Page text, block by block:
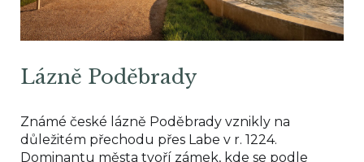
Lázně Poděbrady
Známé české lázně Poděbrady vznikly na
důležitém přechodu přes Labe v r. 1224.
Dominantu města tvoří zámek, kde se podle